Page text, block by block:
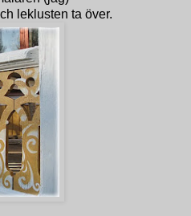
leklusten ta över.